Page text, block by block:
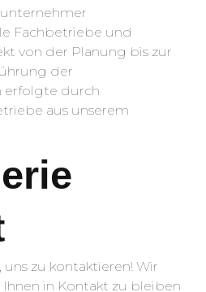
Fachbetriebe und
von der Planung bis zur
der
erfolgte durch
aus unserem
zu kontaktieren! Wir
in Kontakt zu bleiben